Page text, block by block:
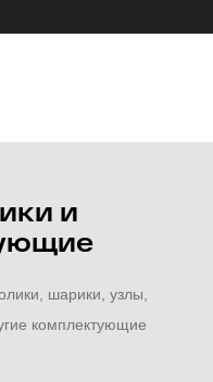
и
шарики, узлы,
комплектующие